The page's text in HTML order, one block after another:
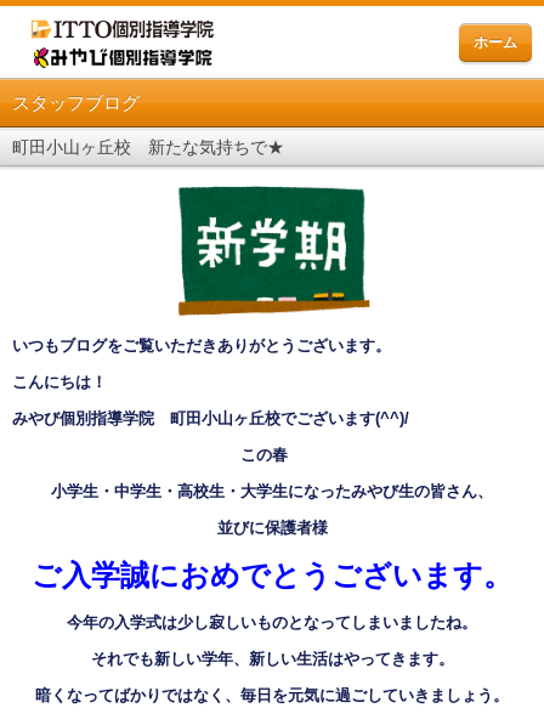
ホーム
スタッフブログ
町田小山ヶ丘校 新たな気持ちで★
いつもブログをご覧いただきありがとうございます。
こんにちは！
みやび個別指導学院 町田小山ヶ丘校でございます(^^)/
この春
小学生・中学生・高校生・大学生になったみやび生の皆さん、
並びに保護者様
ご入学誠におめでとうございます。
今年の入学式は少し寂しいものとなってしまいましたね。
それでも新しい学年、新しい生活はやってきます。
暗くなってばかりではなく、毎日を元気に過ごしていきましょう。